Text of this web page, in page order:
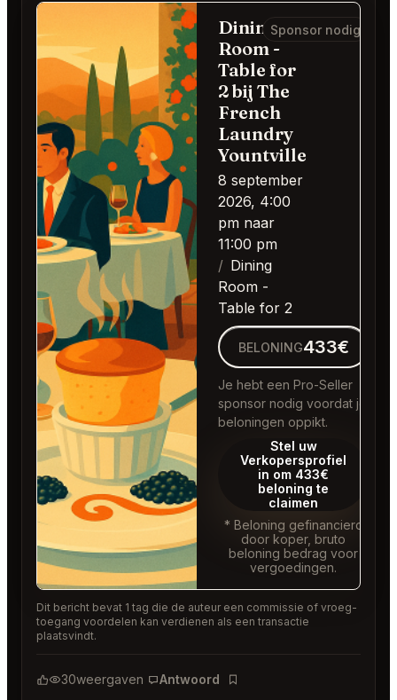
Dining
Room -
Table for
2 bij The
French
Laundry
Yountville
8 september
2026, 4:00
pm naar
11:00 pm
Dining
Room -
Table for 2
Sponsor nodig
BELONING433€
Je hebt een Pro-Seller
sponsor nodig voordat je
beloningen oppikt.
Stel uw
Verkopersprofiel
in om 433€
beloning te
claimen
* Beloning gefinancierd
door koper, bruto
beloning bedrag voor
vergoedingen.
Dit bericht bevat 1 tag die de auteur een commissie of vroeg-
toegang voordelen kan verdienen als een transactie
plaatsvindt.
30weergaven Antwoord
Bladwijzer